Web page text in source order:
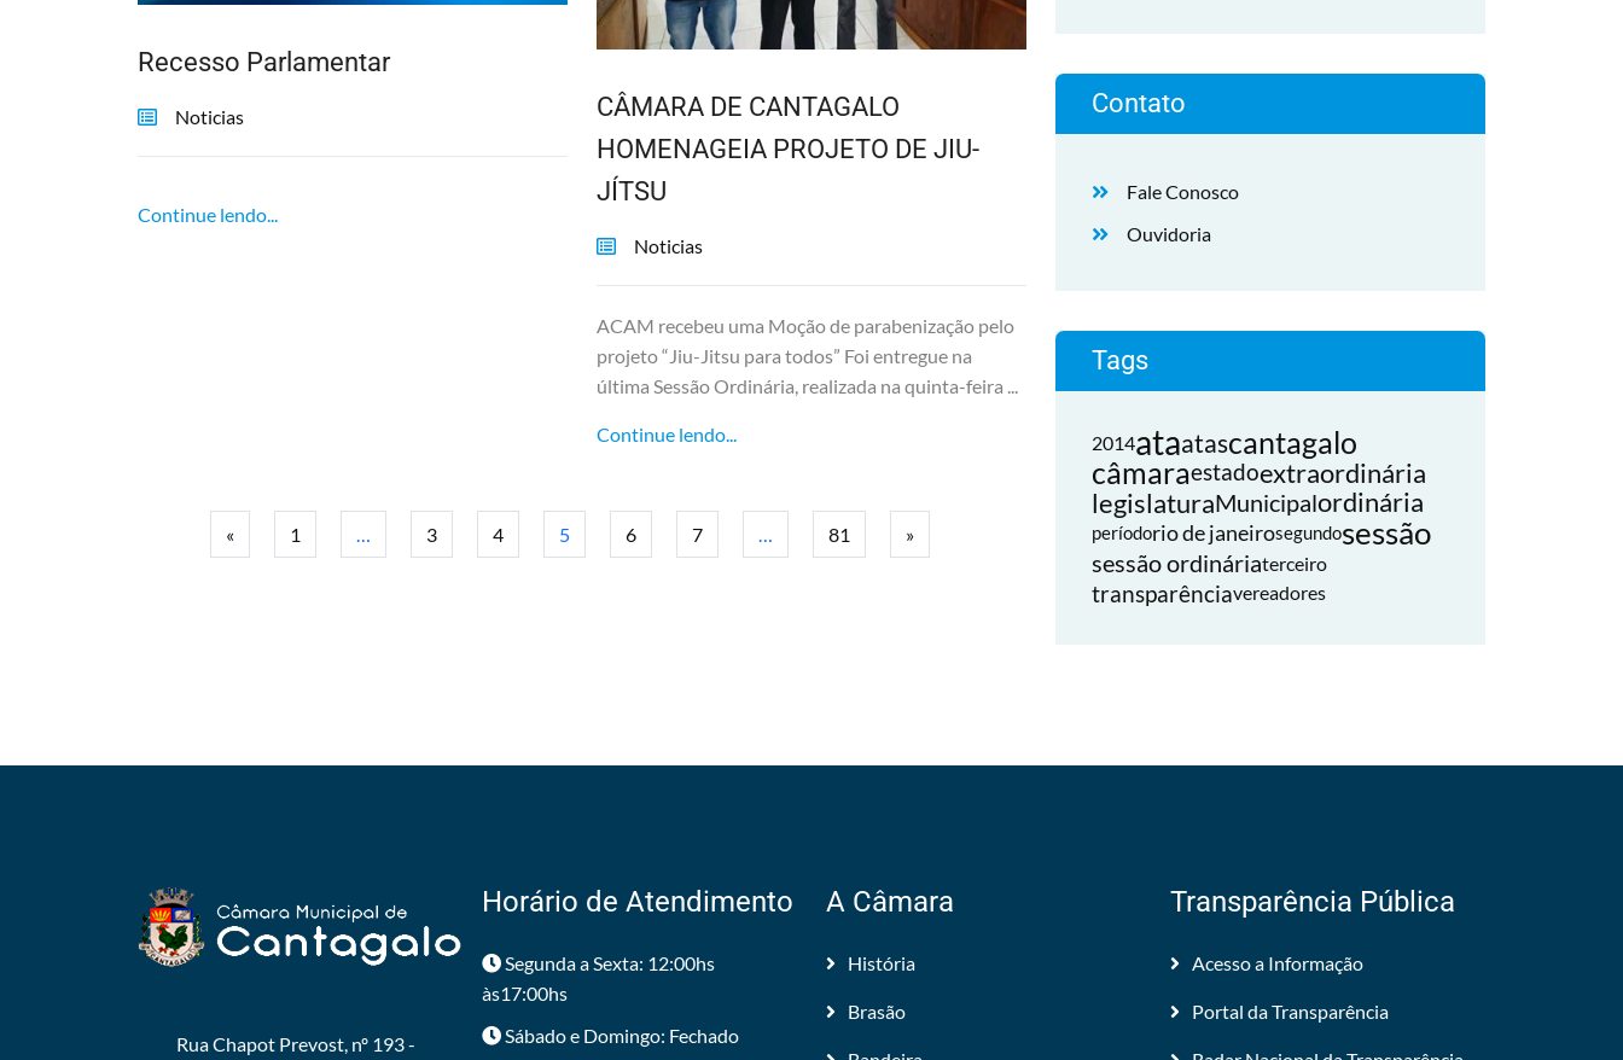
Recesso Parlamentar
Noticias
Continue lendo...
CÂMARA DE CANTAGALO
HOMENAGEIA PROJETO DE JIU-
JÍTSU
Noticias
ACAM recebeu uma Moção de parabenização pelo
projeto “Jiu-Jitsu para todos” Foi entregue na
última Sessão Ordinária, realizada na quinta-feira ...
Continue lendo...
« 1 … 3 4 5 6 7 … 81 »
Contato
Fale Conosco
Ouvidoria
Tags
2014ataatascantagalo
câmaraestadoextraordinária
legislaturaMunicipalordinária
períodorio de janeirosegundosessão
sessão ordináriaterceiro
transparênciavereadores
Rua Chapot Prevost, nº 193 -
Horário de Atendimento
Segunda a Sexta: 12:00hs
às17:00hs
Sábado e Domingo: Fechado
A Câmara
História
Brasão
Transparência Pública
Acesso a Informação
Portal da Transparência